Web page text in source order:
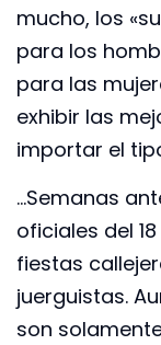
mucho, los
para los
para las
exhibir las
importar el
…Semanas
oficiales del
fiestas
juerguistas.
son